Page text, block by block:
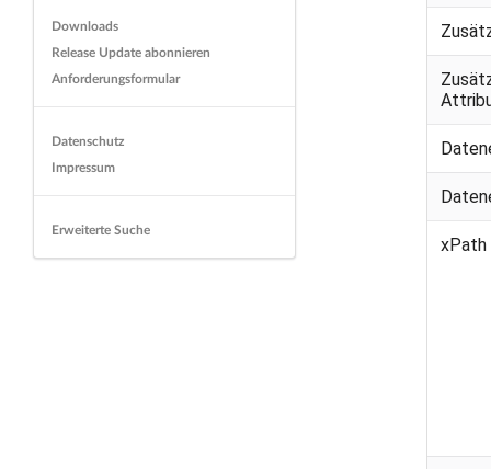
Downloads
Release Update abonnieren
Anforderungsformular
Datenschutz
Impressum
Erweiterte Suche
xPath